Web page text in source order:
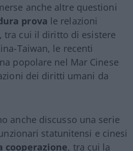
anche altre questioni
prova le relazioni
tra cui il diritto di esistere
Taiwan, le recenti
popolare nel Mar Cinese
dei diritti umani da
anche discusso una serie
statunitensi e cinesi
cooperazione, tra cui la